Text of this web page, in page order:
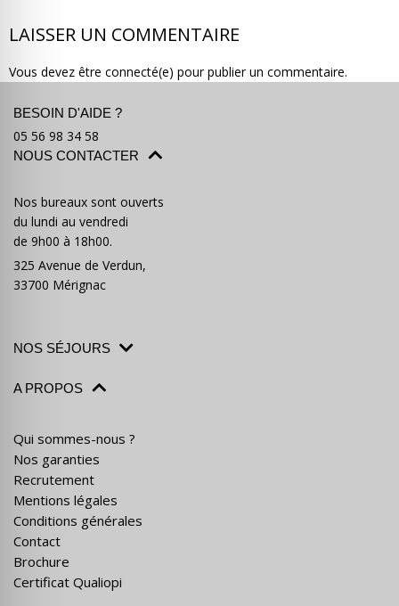
LAISSER UN COMMENTAIRE
Vous devez être connecté(e) pour publier un commentaire.
BESOIN D'AIDE ?
05 56 98 34 58
NOUS CONTACTER
Nos bureaux sont ouverts
du lundi au vendredi
de 9h00 à 18h00.
325 Avenue de Verdun,
33700 Mérignac
NOS SÉJOURS
A PROPOS
Qui sommes-nous ?
Nos garanties
Recrutement
Mentions légales
Conditions générales
Contact
Brochure
Certificat Qualiopi